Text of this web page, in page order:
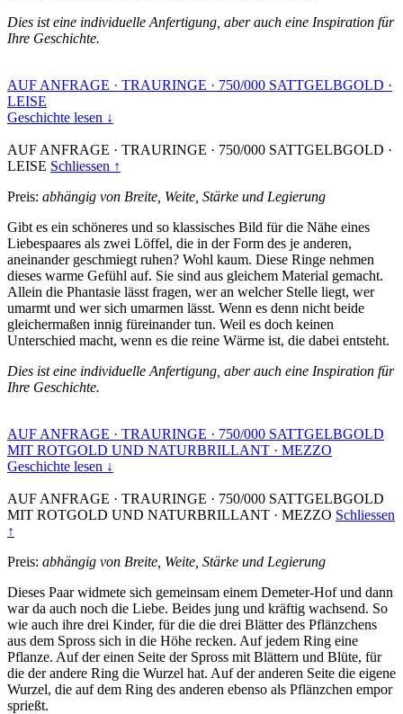
Dies ist eine individuelle Anfertigung, aber auch eine Inspiration für
Ihre Geschichte.
AUF ANFRAGE · TRAURINGE · 750/000 SATTGELBGOLD ·
LEISE
Geschichte lesen ↓
AUF ANFRAGE · TRAURINGE · 750/000 SATTGELBGOLD ·
LEISE Schliessen ↑
Preis: abhängig von Breite, Weite, Stärke und Legierung
Gibt es ein schöneres und so klassisches Bild für die Nähe eines
Liebespaares als zwei Löffel, die in der Form des je anderen,
aneinander geschmiegt ruhen? Wohl kaum. Diese Ringe nehmen
dieses warme Gefühl auf. Sie sind aus gleichem Material gemacht.
Allein die Phantasie lässt fragen, wer an welcher Stelle liegt, wer
umarmt und wer sich umarmen lässt. Wenn es denn nicht beide
gleichermaßen innig füreinander tun. Weil es doch keinen
Unterschied macht, wenn es die reine Wärme ist, die dabei entsteht.
Dies ist eine individuelle Anfertigung, aber auch eine Inspiration für
Ihre Geschichte.
AUF ANFRAGE · TRAURINGE · 750/000 SATTGELBGOLD
MIT ROTGOLD UND NATURBRILLANT · MEZZO
Geschichte lesen ↓
AUF ANFRAGE · TRAURINGE · 750/000 SATTGELBGOLD
MIT ROTGOLD UND NATURBRILLANT · MEZZO Schliessen
↑
Preis: abhängig von Breite, Weite, Stärke und Legierung
Dieses Paar widmete sich gemeinsam einem Demeter-Hof und dann
war da auch noch die Liebe. Beides jung und kräftig wachsend. So
wie auch ihre drei Kinder, für die die drei Blätter des Pflänzchens
aus dem Spross sich in die Höhe recken. Auf jedem Ring eine
Pflanze. Auf der einen Seite der Spross mit Blättern und Blüte, für
die der andere Ring die Wurzel hat. Auf der anderen Seite die eigene
Wurzel, die auf dem Ring des anderen ebenso als Pflänzchen empor
sprießt.